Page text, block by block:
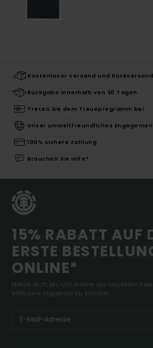
Kostenloser Versand und
Rückgabe innerhalb von 30 Tagen
Treten Sie dem Treueprogramm bei
Unser umweltfreundliches
100% sichere Zahlung
Brauchen Sie Hilfe?
15% RABATT AUF
ERSTE
ONLINE*
Melde dich an, um immer die neuesten
exklusive Angebote zu erhalten.